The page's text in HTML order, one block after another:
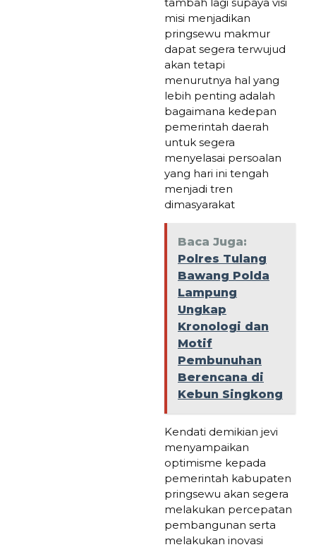
misi menjadikan
pringsewu makmur
dapat segera terwujud
akan tetapi
menurutnya hal yang
lebih penting adalah
bagaimana kedepan
pemerintah daerah
untuk segera
menyelasai persoalan
yang hari ini tengah
menjadi tren
dimasyarakat
Baca Juga:
Polres Tulang
Bawang Polda
Lampung
Ungkap
Kronologi dan
Motif
Pembunuhan
Berencana di
Kebun Singkong
Kendati demikian jevi
menyampaikan
optimisme kepada
pemerintah kabupaten
pringsewu akan segera
melakukan percepatan
pembangunan serta
melakukan inovasi